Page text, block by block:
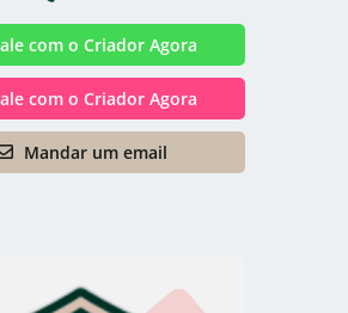
com o Criador Agora
com o Criador Agora
Mandar um email